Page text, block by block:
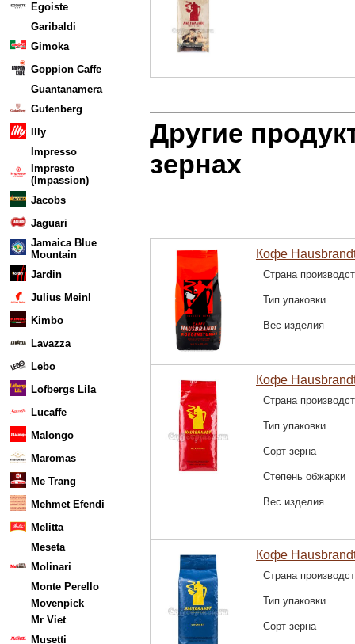
Egoiste
Garibaldi
Gimoka
Goppion Caffe
Guantanamera
Gutenberg
Illy
Impresso
Impresto
(Impassion)
Jacobs
Jaguari
Jamaica Blue
Mountain
Jardin
Julius Meinl
Kimbo
Lavazza
Lebo
Lofbergs Lila
Lucaffe
Malongo
Maromas
Me Trang
Mehmet Efendi
Melitta
Meseta
Molinari
Monte Perello
Movenpick
Mr Viet
Musetti
Другие
зернах
Кофе
Страна
Тип упаковки
Вес изделия
Кофе
Страна
Тип упаковки
Сорт зерна
Степень обжарки
Вес изделия
Кофе
Страна
Тип упаковки
Сорт зерна